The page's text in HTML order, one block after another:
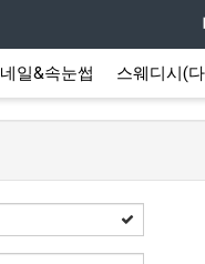
네일&속눈썹 스웨디시(